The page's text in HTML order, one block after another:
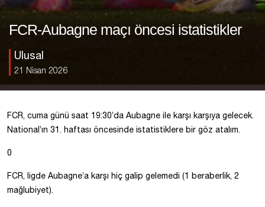
FCR-Aubagne maçı öncesi istatistikler
Ulusal
21 Nisan 2026
FCR, cuma günü saat 19:30’da Aubagne ile karşı karşıya gelecek.
National’ın 31. haftası öncesinde istatistiklere bir göz atalım.
0
FCR, ligde Aubagne’a karşı hiç galip gelemedi (1 beraberlik, 2
mağlubiyet).